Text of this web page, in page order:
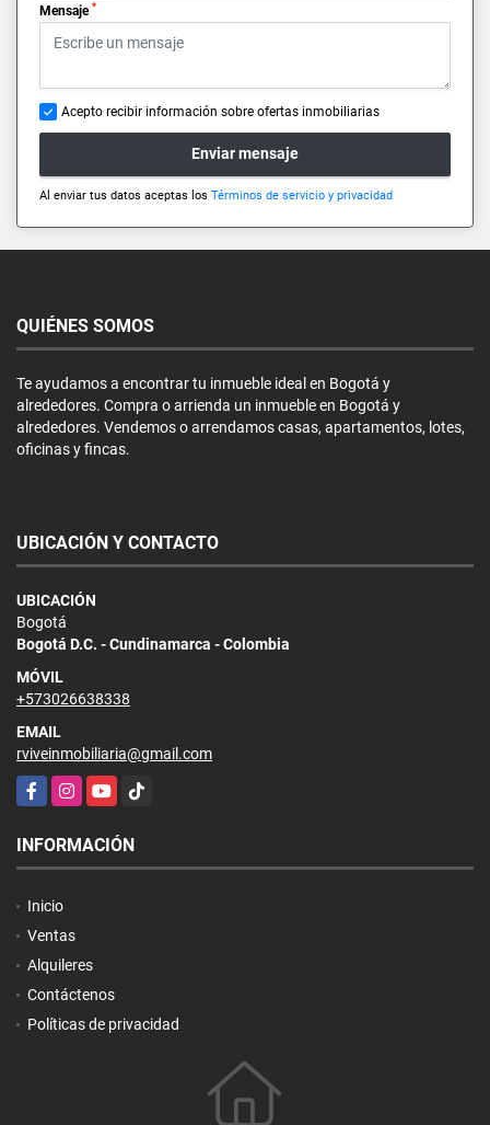
Mensaje *
Acepto recibir información sobre ofertas inmobiliarias
Enviar mensaje
Al enviar tus datos aceptas los Términos de servicio y privacidad
QUIÉNES SOMOS
Te ayudamos a encontrar tu inmueble ideal en Bogotá y
alrededores. Compra o arrienda un inmueble en Bogotá y
alrededores. Vendemos o arrendamos casas, apartamentos, lotes,
oficinas y fincas.
UBICACIÓN Y CONTACTO
UBICACIÓN
Bogotá
Bogotá D.C. - Cundinamarca - Colombia
MÓVIL
+573026638338
EMAIL
rviveinmobiliaria@gmail.com
FacebookInstagramYouTubeTikTok
INFORMACIÓN
Inicio
Ventas
Alquileres
Contáctenos
Políticas de privacidad